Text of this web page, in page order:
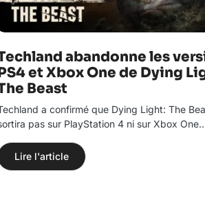
abandonne les
et Xbox One de Dying
Beast
a confirmé que Dying Light: The
pas sur PlayStation 4 ni sur Xbox
Lire l'article